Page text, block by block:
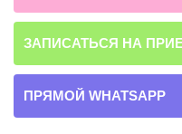
ЗАПИСАТЬСЯ НА
ПРЯМОЙ WHATSAPP